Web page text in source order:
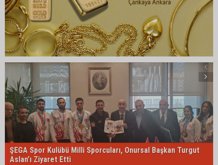
ŞEGA Spor Kulübü Milli Sporcuları, Onursal Başkan Turgut
Aslan’ı Ziyaret Etti